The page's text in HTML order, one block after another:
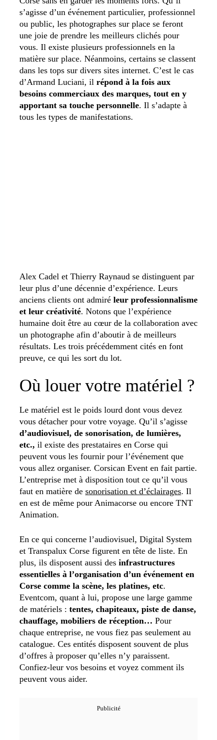
s’agisse d’un événement particulier, professionnel
ou public, les photographes sur place se feront
une joie de prendre les meilleurs clichés pour
vous. Il existe plusieurs professionnels en la
matière sur place. Néanmoins, certains se classent
dans les tops sur divers sites internet. C’est le cas
d’Armand Luciani, il répond à la fois aux
besoins commerciaux des marques, tout en y
apportant sa touche personnelle. Il s’adapte à
tous les types de manifestations.
Alex Cadel et Thierry Raynaud se distinguent par
leur plus d’une décennie d’expérience. Leurs
anciens clients ont admiré leur professionnalisme
et leur créativité. Notons que l’expérience
humaine doit être au cœur de la collaboration avec
un photographe afin d’aboutir à de meilleurs
résultats. Les trois précédemment cités en font
preuve, ce qui les sort du lot.
Où louer votre matériel ?
Le matériel est le poids lourd dont vous devez
vous détacher pour votre voyage. Qu’il s’agisse
d’audiovisuel, de sonorisation, de lumières,
etc., il existe des prestataires en Corse qui
peuvent vous les fournir pour l’événement que
vous allez organiser. Corsican Event en fait partie.
L’entreprise met à disposition tout ce qu’il vous
faut en matière de sonorisation et d’éclairages. Il
en est de même pour Animacorse ou encore TNT
Animation.
En ce qui concerne l’audiovisuel, Digital System
et Transpalux Corse figurent en tête de liste. En
plus, ils disposent aussi des infrastructures
essentielles à l’organisation d’un événement en
Corse comme la scène, les platines, etc.
Eventcom, quant à lui, propose une large gamme
de matériels : tentes, chapiteaux, piste de danse,
chauffage, mobiliers de réception… Pour
chaque entreprise, ne vous fiez pas seulement au
catalogue. Ces entités disposent souvent de plus
d’offres à proposer qu’elles n’y paraissent.
Confiez-leur vos besoins et voyez comment ils
peuvent vous aider.